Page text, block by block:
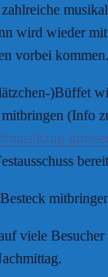
wird wieder
vorbei kommen.
)Büffet
(Info
viele Besucher